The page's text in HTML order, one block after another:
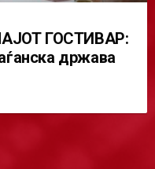
ГОСТИВАР:
држава